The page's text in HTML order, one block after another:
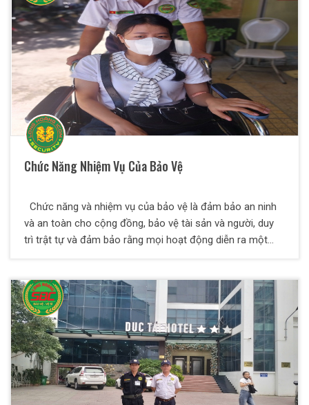
hóa có giá trị cao cho khách hàng.
Chức Năng Nhiệm Vụ Của Bảo Vệ
Chức năng và nhiệm vụ của bảo vệ là đảm bảo an ninh
và an toàn cho cộng đồng, bảo vệ tài sản và người, duy
trì trật tự và đảm bảo rằng mọi hoạt động diễn ra một
nghiệp vụ an ninh là làm gì và một số yêu cầu đối với
nhân viên bảo vệ